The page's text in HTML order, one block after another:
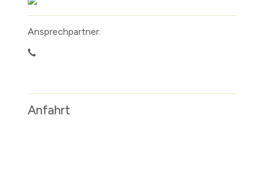
Ansprechpartner:
Anfahrt